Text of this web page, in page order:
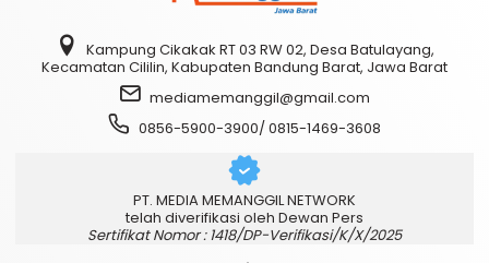
Kampung Cikakak RT 03 RW 02, Desa Batulayang,
Kecamatan Cililin, Kabupaten Bandung Barat, Jawa Barat
mediamemanggil@gmail.com
0856-5900-3900/ 0815-1469-3608
PT. MEDIA MEMANGGIL NETWORK
telah diverifikasi oleh Dewan Pers
Sertifikat Nomor : 1418/DP-Verifikasi/K/X/2025